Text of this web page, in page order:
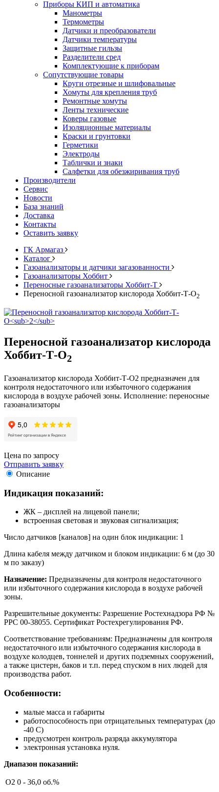
Приборы КИП и автоматика
Манометры
Термометры
Датчики и преобразователи
Датчики температуры
Защитные гильзы
Разделители сред
Комплектующие к приборам
Сопутствующие товары
Круги отрезные и шлифовальные
Хомуты для крепления труб
Ремонтные хомуты
Ленты технические
Коверы газовые
Изоляционные материалы
Краски и грунтовки
Герметики
Электроды
Таблички и знаки
Салфетки для обезжиривания труб
Производители
Сервис
Новости
База знаний
Доставка
Контакты
Оставить заявку
ГК Армагаз
Каталог
Газоанализаторы и датчики загазованности
Газоанализаторы Хоббит
Переносные газоанализаторы Хоббит-Т
Переносной газоанализатор кислорода Хоббит-Т-О2
Переносной газоанализатор кислорода
Хоббит-Т-О2
Газоанализатор кислорода Хоббит-Т-О2 предназначен для
контроля недостаточного или избыточного содержания
кислорода в воздухе рабочей зоны. Исполнение: переносные
газоанализаторы
Цена по запросу
Отправить заявку
Описание
Индикация показаний:
ЖК – дисплей на лицевой панели;
встроенная световая и звуковая сигнализация;
Число датчиков [каналов] на один блок индикации: 1
Длина кабеля между датчиком и блоком индикации: 6 м (до 30
м по заказу)
Назначение: Предназначены для контроля недостаточного
или избыточного содержания кислорода в воздухе рабочей
зоны.
Разрешительные документы: Разрешение Ростехнадзора РФ №
РРС 00-38055. Сертификат Ростехрегулирования РФ.
Соответствование требованиям: Предназначены для контроля
недостаточного или избыточного содержания кислорода в
воздухе колодцев, тоннелей и других подземных сооружений,
а также цистерн, баков и т.п. перед спуском в них людей для
производства работ.
Особенности:
малые масса и габариты
работоспособность при отрицательных температурах (до
-40 С)
предусмотрен контроль разряда аккумулятора
электронная установка нуля.
Диапазон показаний:
O2 0 - 36,0 об.%